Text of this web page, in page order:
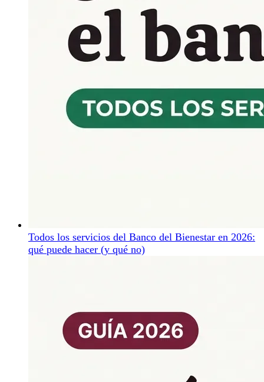
Todos los servicios del Banco del Bienestar en 2026:
qué puede hacer (y qué no)